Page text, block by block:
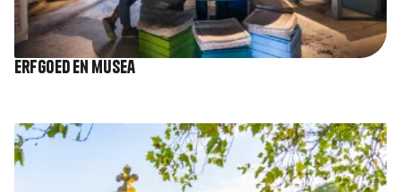
Erfgoed en musea
Afbeelding